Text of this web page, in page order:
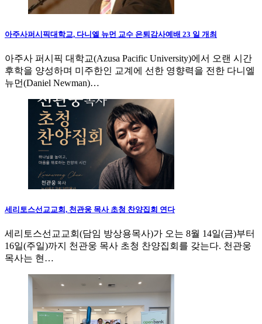
아주사퍼시픽대학교, 다니엘 뉴먼 교수 은퇴감사예배 23 일 개최
아주사 퍼시픽 대학교(Azusa Pacific University)에서 오랜 시간
후학을 양성하며 미주한인 교계에 선한 영향력을 전한 다니엘
뉴먼(Daniel Newman)…
세리토스선교교회, 천관웅 목사 초청 찬양집회 연다
세리토스선교교회(담임 방상용목사)가 오는 8월 14일(금)부터
16일(주일)까지 천관웅 목사 초청 찬양집회를 갖는다. 천관웅
목사는 현…